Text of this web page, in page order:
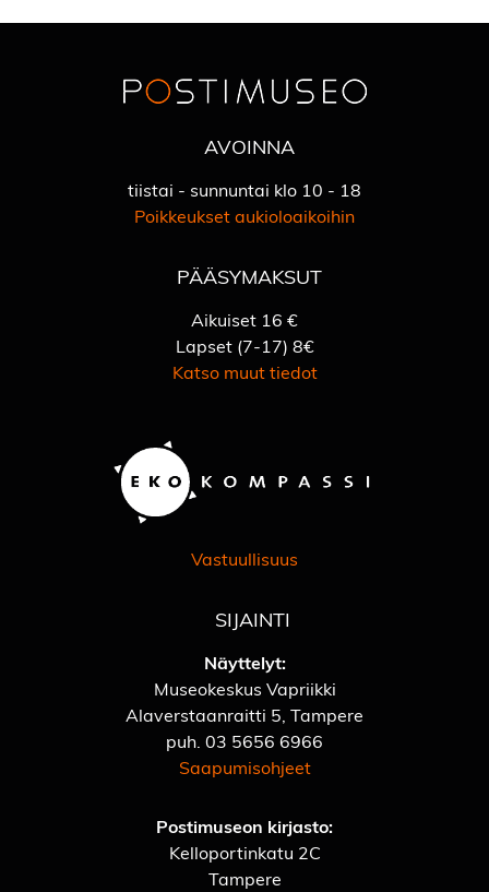
AVOINNA
tiistai - sunnuntai klo 10 - 18
Poikkeukset aukioloaikoihin
PÄÄSYMAKSUT
Aikuiset 16 €
Lapset (7-17) 8€
Katso muut tiedot
Vastuullisuus
SIJAINTI
Näyttelyt:
Museokeskus Vapriikki
Alaverstaanraitti 5, Tampere
puh. 03 5656 6966
Saapumisohjeet
Postimuseon kirjasto:
Kelloportinkatu 2C
Tampere